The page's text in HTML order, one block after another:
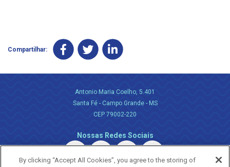
Compartilhar:
Antonio Maria Coelho, 5.401
Santa Fé - Campo Grande - MS
CEP 79002-220
Nossas Redes Sociais
By clicking “Accept All Cookies”, you agree to the storing of